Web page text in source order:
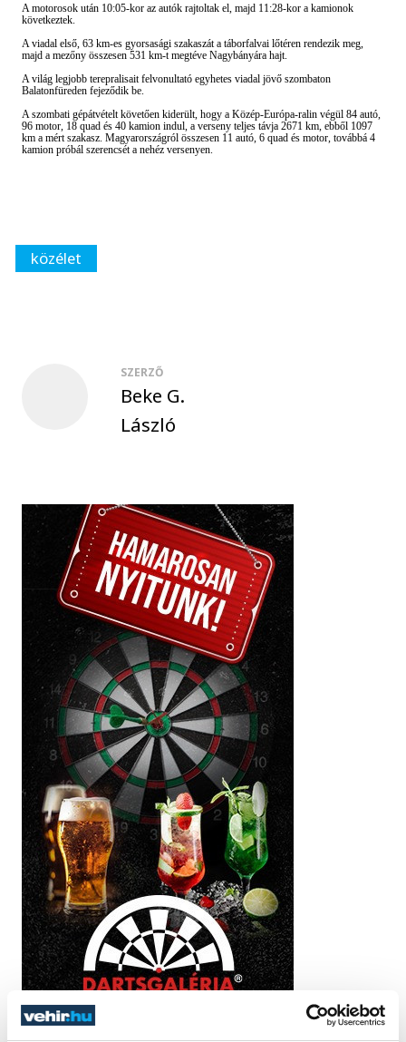
A motorosok után 10:05-kor az autók rajtoltak el, majd 11:28-kor a kamionok
következtek.
A viadal első, 63 km-es gyorsasági szakaszát a táborfalvai lőtéren rendezik meg,
majd a mezőny összesen 531 km-t megtéve Nagybányára hajt.
A világ legjobb terepralisait felvonultató egyhetes viadal jövő szombaton
Balatonfüreden fejeződik be.
A szombati gépátvételt követően kiderült, hogy a Közép-Európa-ralin végül 84 autó,
96 motor, 18 quad és 40 kamion indul, a verseny teljes távja 2671 km, ebből 1097
km a mért szakasz. Magyarországról összesen 11 autó, 6 quad és motor, továbbá 4
kamion próbál szerencsét a nehéz versenyen.
közélet
SZERZŐ
Beke G.
László